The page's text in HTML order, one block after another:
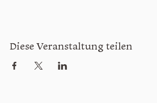
Diese Veranstaltung teilen